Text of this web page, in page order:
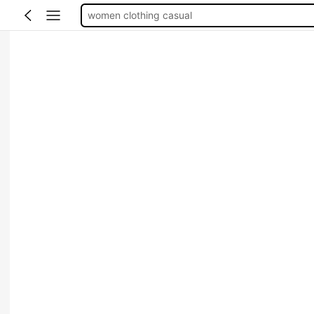
tops